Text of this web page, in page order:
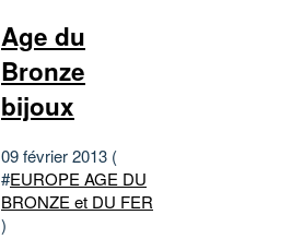
Age du
Bronze
bijoux
09 février 2013 (
#EUROPE AGE DU
BRONZE et DU FER
)